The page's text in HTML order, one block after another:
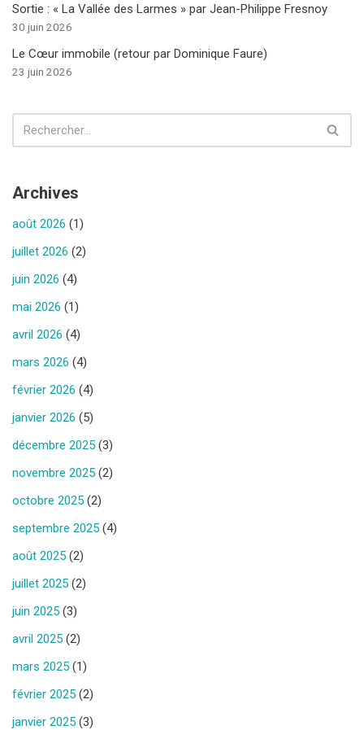
Sortie : « La Vallée des Larmes » par Jean-Philippe Fresnoy
30 juin 2026
Le Cœur immobile (retour par Dominique Faure)
23 juin 2026
Archives
août 2026 (1)
juillet 2026 (2)
juin 2026 (4)
mai 2026 (1)
avril 2026 (4)
mars 2026 (4)
février 2026 (4)
janvier 2026 (5)
décembre 2025 (3)
novembre 2025 (2)
octobre 2025 (2)
septembre 2025 (4)
août 2025 (2)
juillet 2025 (2)
juin 2025 (3)
avril 2025 (2)
mars 2025 (1)
février 2025 (2)
janvier 2025 (3)